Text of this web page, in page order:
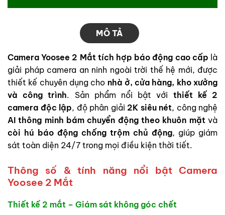
MÔ TẢ
Camera Yoosee 2 Mắt tích hợp báo động cao cấp là
giải pháp camera an ninh ngoài trời thế hệ mới, được
thiết kế chuyên dụng cho nhà ở, cửa hàng, kho xưởng
và công trình. Sản phẩm nổi bật với thiết kế 2
camera độc lập, độ phân giải 2K siêu nét, công nghệ
AI thông minh bám chuyển động theo khuôn mặtvà
còi hú báo động chống trộm chủ động, giúp giám
sát toàn diện 24/7 trong mọi điều kiện thời tiết.
Thông số & tính năng nổi bật Camera
Yoosee 2 Mắt
Thiết kế 2 mắt – Giám sát không góc chết